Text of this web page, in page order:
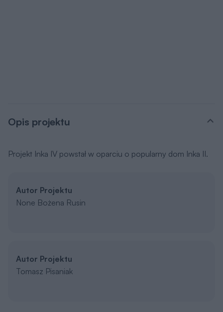
Opis projektu
Projekt Inka IV powstał w oparciu o popularny dom Inka II.
Autor Projektu
None Bożena Rusin
Autor Projektu
Tomasz Pisaniak